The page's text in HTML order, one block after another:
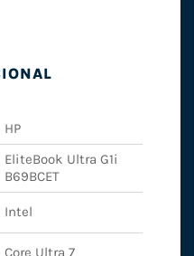
HP
EliteBook Ultra G1i
B69BCET
Intel
Core Ultra 7